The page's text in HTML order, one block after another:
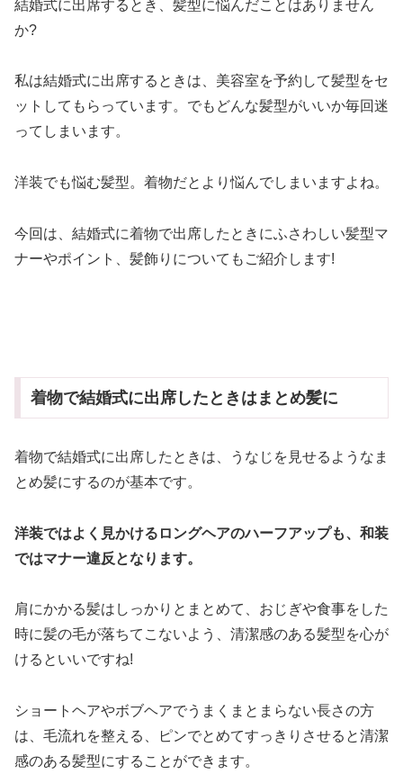
結婚式に出席するとき、髪型に悩んだことはありません
か?
私は結婚式に出席するときは、美容室を予約して髪型をセ
ットしてもらっています。でもどんな髪型がいいか毎回迷
ってしまいます。
洋装でも悩む髪型。着物だとより悩んでしまいますよね。
今回は、結婚式に着物で出席したときにふさわしい髪型マ
ナーやポイント、髪飾りについてもご紹介します!
着物で結婚式に出席したときはまとめ髪に
着物で結婚式に出席したときは、うなじを見せるようなま
とめ髪にするのが基本です。
洋装ではよく見かけるロングヘアのハーフアップも、和装
ではマナー違反となります。
肩にかかる髪はしっかりとまとめて、おじぎや食事をした
時に髪の毛が落ちてこないよう、清潔感のある髪型を心が
けるといいですね!
ショートヘアやボブヘアでうまくまとまらない長さの方
は、毛流れを整える、ピンでとめてすっきりさせると清潔
感のある髪型にすることができます。